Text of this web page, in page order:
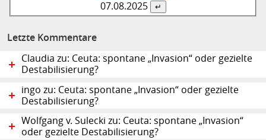
07.08.2025
Letzte Kommentare
Claudia zu: Ceuta: spontane „Invasion“ oder gezielte
Destabilisierung?
ingo zu: Ceuta: spontane „Invasion“ oder gezielte
Destabilisierung?
Wolfgang v. Sulecki zu: Ceuta: spontane „Invasion“
oder gezielte Destabilisierung?